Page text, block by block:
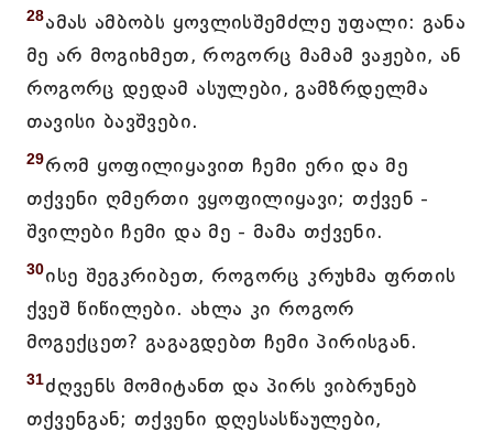
28ამას ამბობს ყოვლისშემძლე უფალი: განა
მე არ მოგიხმეთ, როგორც მამამ ვაჟები, ან
როგორც დედამ ასულები, გამზრდელმა
თავისი ბავშვები.
29რომ ყოფილიყავით ჩემი ერი და მე
თქვენი ღმერთი ვყოფილიყავი; თქვენ -
შვილები ჩემი და მე - მამა თქვენი.
30ისე შეგკრიბეთ, როგორც კრუხმა ფრთის
ქვეშ წიწილები. ახლა კი როგორ
მოგექცეთ? გაგაგდებთ ჩემი პირისგან.
31ძღვენს მომიტანთ და პირს ვიბრუნებ
თქვენგან; თქვენი დღესასწაულები,